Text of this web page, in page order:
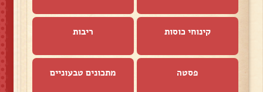
קינוחי כוסות ריבות
פסטה מתכונים טבעוניים